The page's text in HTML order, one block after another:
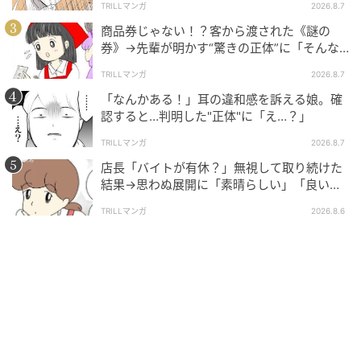
TRILLマンガ 2026.8.7
商品券じゃない！？客から渡された《謎の
券》→先輩が明かす“驚きの正体”に「そんな
TRILLマンガ 2026.8.7
「なんかある！」耳の違和感を訴える娘。確
認すると…判明した"正体"に「え…？」
TRILLマンガ 2026.8.7
店長「バイトが有休？」無視して取り続けた
結果→思わぬ展開に「素晴らしい」「良いこ
TRILLマンガ 2026.8.6